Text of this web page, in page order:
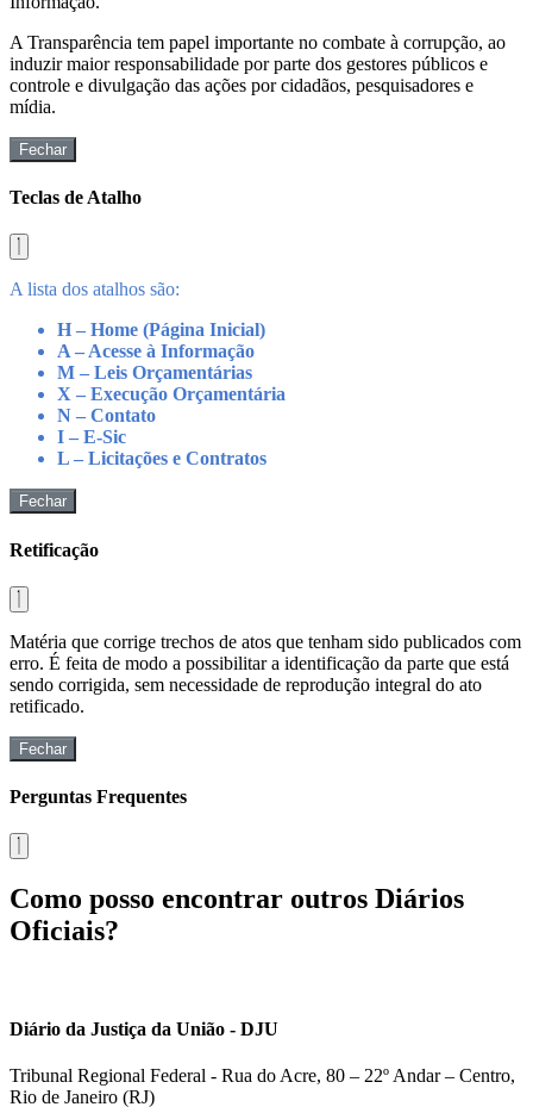
A Transparência tem papel importante no combate à corrupção, ao
induzir maior responsabilidade por parte dos gestores públicos e
controle e divulgação das ações por cidadãos, pesquisadores e
mídia.
Fechar
Teclas de Atalho
A lista dos atalhos são:
H – Home (Página Inicial)
A – Acesse à Informação
M – Leis Orçamentárias
X – Execução Orçamentária
N – Contato
I – E-Sic
L – Licitações e Contratos
Fechar
Retificação
Matéria que corrige trechos de atos que tenham sido publicados com
erro. É feita de modo a possibilitar a identificação da parte que está
sendo corrigida, sem necessidade de reprodução integral do ato
retificado.
Fechar
Perguntas Frequentes
Como posso encontrar outros Diários
Oficiais?
Diário da Justiça da União - DJU
Tribunal Regional Federal - Rua do Acre, 80 – 22º Andar – Centro,
Rio de Janeiro (RJ)